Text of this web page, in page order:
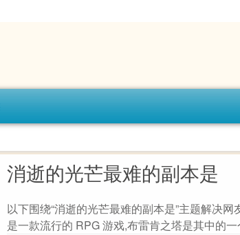
消逝的光芒最难的副本是
以下围绕“消逝的光芒最难的副本是”主题解决
是一款流行的 RPG 游戏,布雷肯之塔是其中的一